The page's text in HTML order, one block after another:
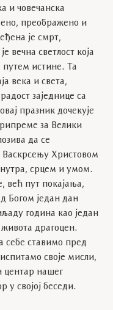
и човечанска
преображено и
је смрт,
вечна светлост која
путем истине. Та
века и света,
заједнице са
празник дочекује
за Велики
да се
Христовом
срцем и умом.
већ пут покајања,
Богом један дан
година као један
драгоцен.
себе ставимо пред
своје мисли,
центар нашег
у својој беседи.